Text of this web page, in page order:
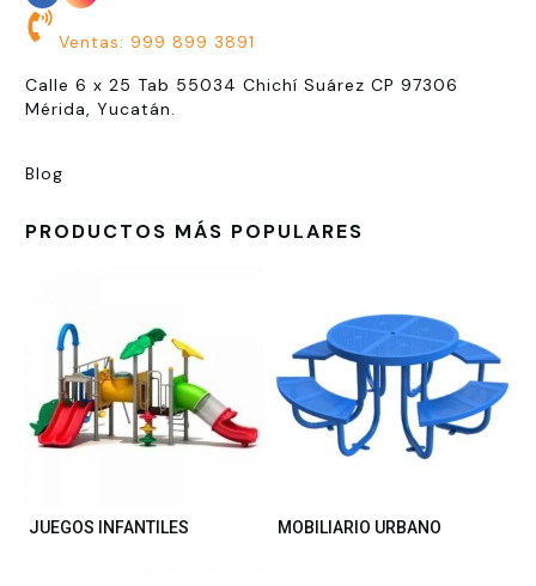
Ventas: 999 899 3891
Calle 6 x 25 Tab 55034 Chichí Suárez CP 97306
Mérida, Yucatán.
Blog
PRODUCTOS MÁS POPULARES
JUEGOS INFANTILES MOBILIARIO URBANO